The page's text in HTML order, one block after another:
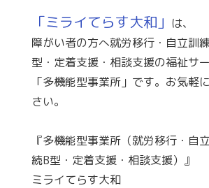
「ミライてらす大和」 は、
障がい者の方へ就労移行・自立訓
型・定着支援・相談支援の福祉サ
「多機能型事業所」です。お気軽
さい。
『多機能型事業所（就労移行・自
続B型・定着支援・相談支援）』
ミライてらす大和